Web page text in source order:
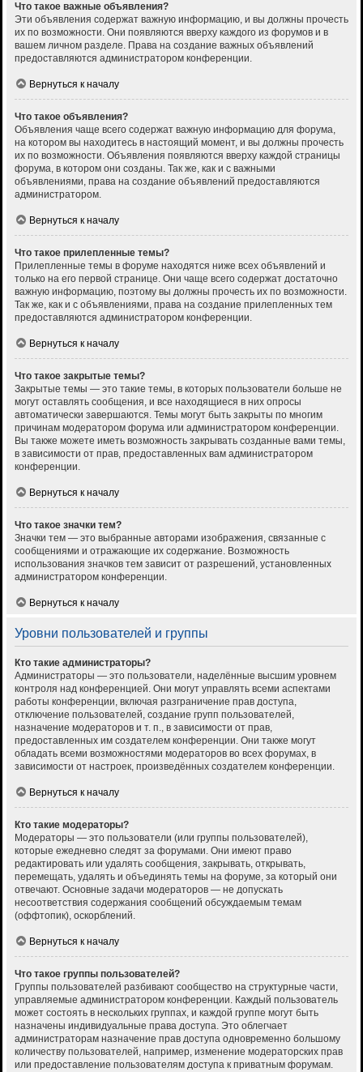
Что такое важные объявления?
Эти объявления содержат важную информацию, и вы должны прочесть
их по возможности. Они появляются вверху каждого из форумов и в
вашем личном разделе. Права на создание важных объявлений
предоставляются администратором конференции.
Вернуться к началу
Что такое объявления?
Объявления чаще всего содержат важную информацию для форума,
на котором вы находитесь в настоящий момент, и вы должны прочесть
их по возможности. Объявления появляются вверху каждой страницы
форума, в котором они созданы. Так же, как и с важными
объявлениями, права на создание объявлений предоставляются
администратором.
Вернуться к началу
Что такое прилепленные темы?
Прилепленные темы в форуме находятся ниже всех объявлений и
только на его первой странице. Они чаще всего содержат достаточно
важную информацию, поэтому вы должны прочесть их по возможности.
Так же, как и с объявлениями, права на создание прилепленных тем
предоставляются администратором конференции.
Вернуться к началу
Что такое закрытые темы?
Закрытые темы — это такие темы, в которых пользователи больше не
могут оставлять сообщения, и все находящиеся в них опросы
автоматически завершаются. Темы могут быть закрыты по многим
причинам модератором форума или администратором конференции.
Вы также можете иметь возможность закрывать созданные вами темы,
в зависимости от прав, предоставленных вам администратором
конференции.
Вернуться к началу
Что такое значки тем?
Значки тем — это выбранные авторами изображения, связанные с
сообщениями и отражающие их содержание. Возможность
использования значков тем зависит от разрешений, установленных
администратором конференции.
Вернуться к началу
Уровни пользователей и группы
Кто такие администраторы?
Администраторы — это пользователи, наделённые высшим уровнем
контроля над конференцией. Они могут управлять всеми аспектами
работы конференции, включая разграничение прав доступа,
отключение пользователей, создание групп пользователей,
назначение модераторов и т. п., в зависимости от прав,
предоставленных им создателем конференции. Они также могут
обладать всеми возможностями модераторов во всех форумах, в
зависимости от настроек, произведённых создателем конференции.
Вернуться к началу
Кто такие модераторы?
Модераторы — это пользователи (или группы пользователей),
которые ежедневно следят за форумами. Они имеют право
редактировать или удалять сообщения, закрывать, открывать,
перемещать, удалять и объединять темы на форуме, за который они
отвечают. Основные задачи модераторов — не допускать
несоответствия содержания сообщений обсуждаемым темам
(оффтопик), оскорблений.
Вернуться к началу
Что такое группы пользователей?
Группы пользователей разбивают сообщество на структурные части,
управляемые администратором конференции. Каждый пользователь
может состоять в нескольких группах, и каждой группе могут быть
назначены индивидуальные права доступа. Это облегчает
администраторам назначение прав доступа одновременно большому
количеству пользователей, например, изменение модераторских прав
или предоставление пользователям доступа к приватным форумам.